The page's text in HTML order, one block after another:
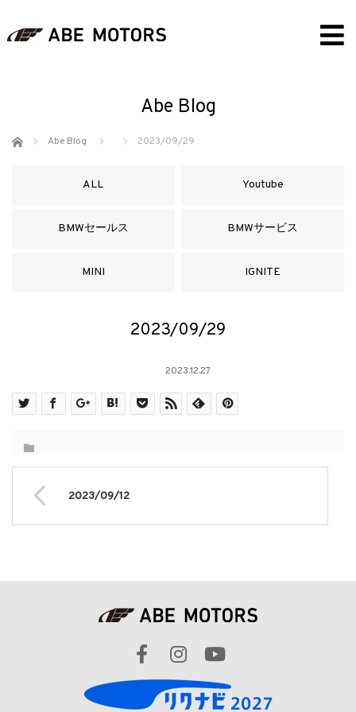
Abe Blog
ホーム Abe Blog 2023/09/29
ALL Youtube
BMWセールス BMWサービス
MINI IGNITE
2023/09/29
2023.12.27
2023/09/12